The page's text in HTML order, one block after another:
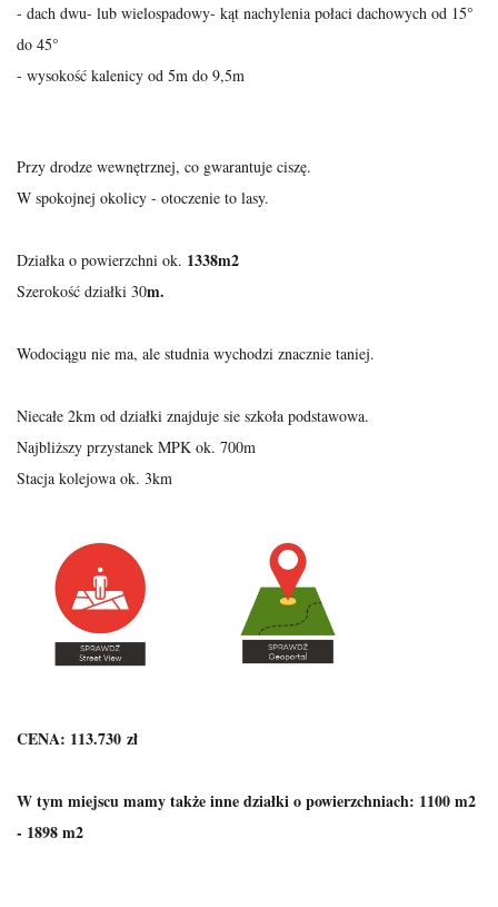
- dach dwu- lub wielospadowy- kąt nachylenia połaci dachowych od 15°
do 45°
- wysokość kalenicy od 5m do 9,5m
Przy drodze wewnętrznej, co gwarantuje ciszę.
W spokojnej okolicy - otoczenie to lasy.
Działka o powierzchni ok. 1338m2
Szerokość działki 30m.
Wodociągu nie ma, ale studnia wychodzi znacznie taniej.
Niecałe 2km od działki znajduje sie szkoła podstawowa.
Najbliższy przystanek MPK ok. 700m
Stacja kolejowa ok. 3km
CENA: 113.730 zł
W tym miejscu mamy także inne działki o powierzchniach: 1100 m2
- 1898 m2